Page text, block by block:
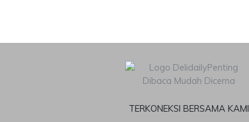
TERKONEKSI BERSAMA KAMI